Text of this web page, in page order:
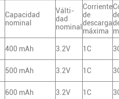
Capacidad
nominal
Válti­
dad
nominal
Corriente
de
descarga
máxima
400 mAh 3.2V 1C
500 mAh 3.2V 1C
600 mAh 3.2V 1C